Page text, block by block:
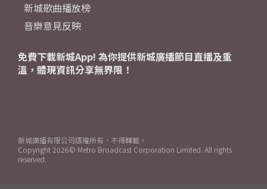
新城歌曲播放榜
音樂意見反映
免費下載新城App! 為你提供新城廣播節目直播及重
溫，體現資訊分享無界限！
新城廣播有限公司版權所有，不得轉載。
Copyright 2026© Metro Broadcast Corporation Limited. All rights
reserved.